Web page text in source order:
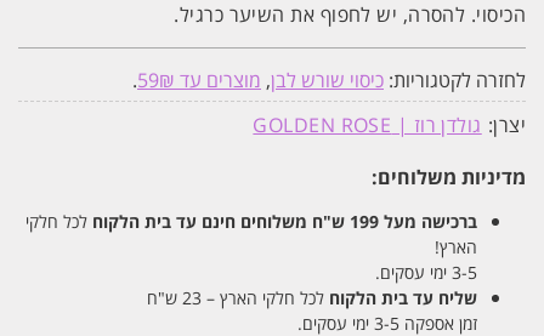
הכיסוי. להסרה, יש לחפוף את השיער כרגיל.
לחזרה לקטגוריות: כיסוי שורש לבן, מוצרים עד 59₪
.
יצרן: גולדן רוז | GOLDEN ROSE
מדיניות משלוחים:
ברכישה מעל 199 ש"ח משלוחים חינם עד בית הלקוח לכל חלקי
הארץ!
3-5 ימי עסקים.
שליח עד בית הלקוח לכל חלקי הארץ – 23 ש"ח
זמן אספקה 3-5 ימי עסקים.